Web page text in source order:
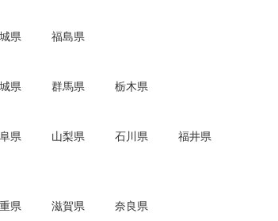
県 福島県
県 群馬県 栃木県
県 山梨県 石川県
福井県
県 滋賀県 奈良県